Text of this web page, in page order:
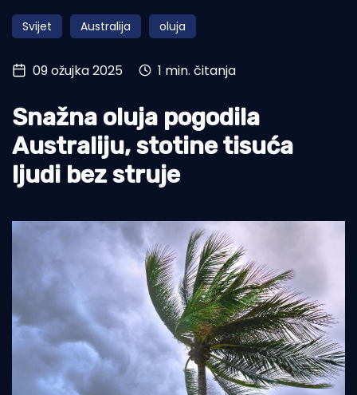
Obala
Otoci
Turizam i nautika
Pomorstvo
Ribolov
Ekologija
Svijet Australija oluja
09 ožujka 2025 1 min. čitanja
Snažna oluja pogodila
Australiju, stotine tisuća
ljudi bez struje